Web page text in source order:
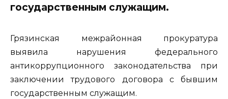
государственным служащим.
Грязинская межрайонная прокуратура
выявила нарушения федерального
антикоррупционного законодательства при
заключении трудового договора с бывшим
государственным служащим.